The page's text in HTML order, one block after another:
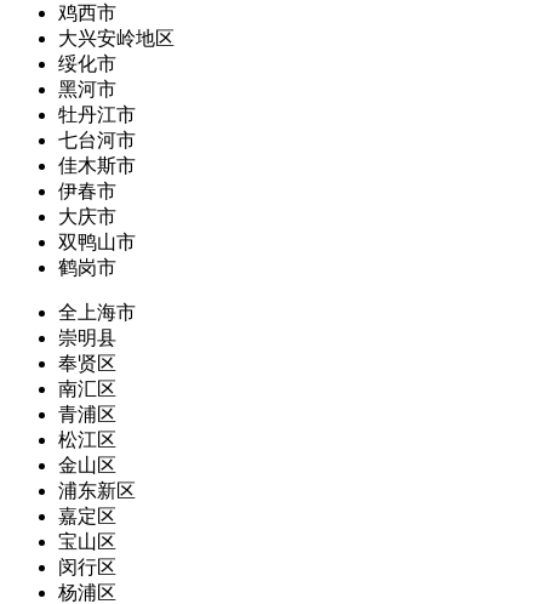
鸡西市
大兴安岭地区
绥化市
黑河市
牡丹江市
七台河市
佳木斯市
伊春市
大庆市
双鸭山市
鹤岗市
全上海市
崇明县
奉贤区
南汇区
青浦区
松江区
金山区
浦东新区
嘉定区
宝山区
闵行区
杨浦区